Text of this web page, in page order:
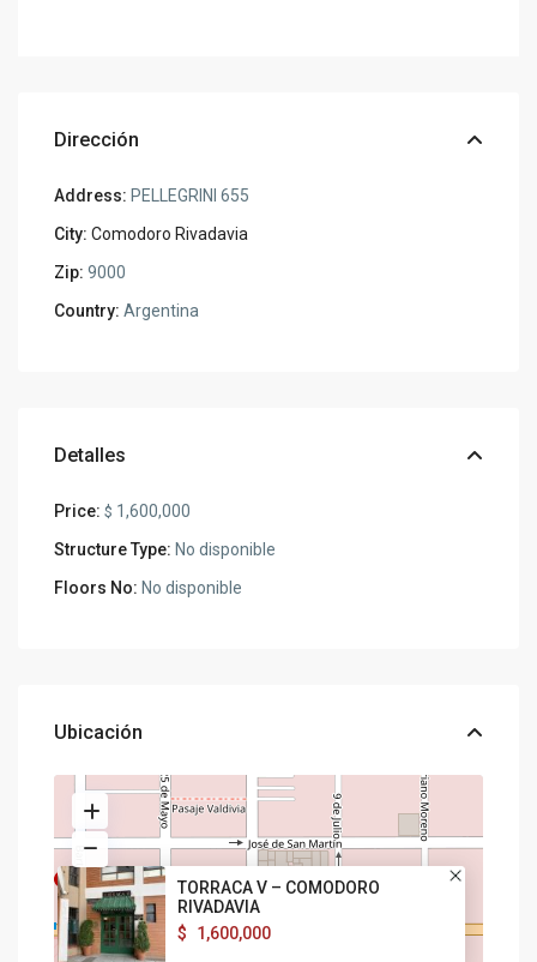
Dirección
Address: PELLEGRINI 655
City: Comodoro Rivadavia
Zip: 9000
Country: Argentina
Detalles
Price: $ 1,600,000
Structure Type: No disponible
Floors No: No disponible
Ubicación
TORRACA V – COMODORO
RIVADAVIA
$
1,600,000